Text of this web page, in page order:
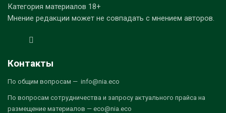
Категория материалов 18+
Мнение редакции может не совпадать с мнением авторов.
Контакты
По общим вопросам — info@nia.eco
По вопросам сотрудничества и запросу актуального прайса на
размещение материалов — eco@nia.eco